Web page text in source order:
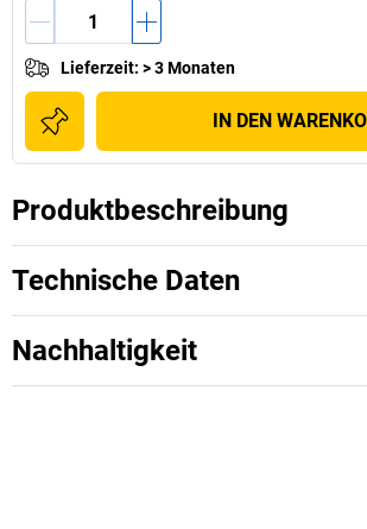
Lieferzeit: > 3 Monaten
IN DEN
Produktbeschreibung
Technische Daten
Nachhaltigkeit